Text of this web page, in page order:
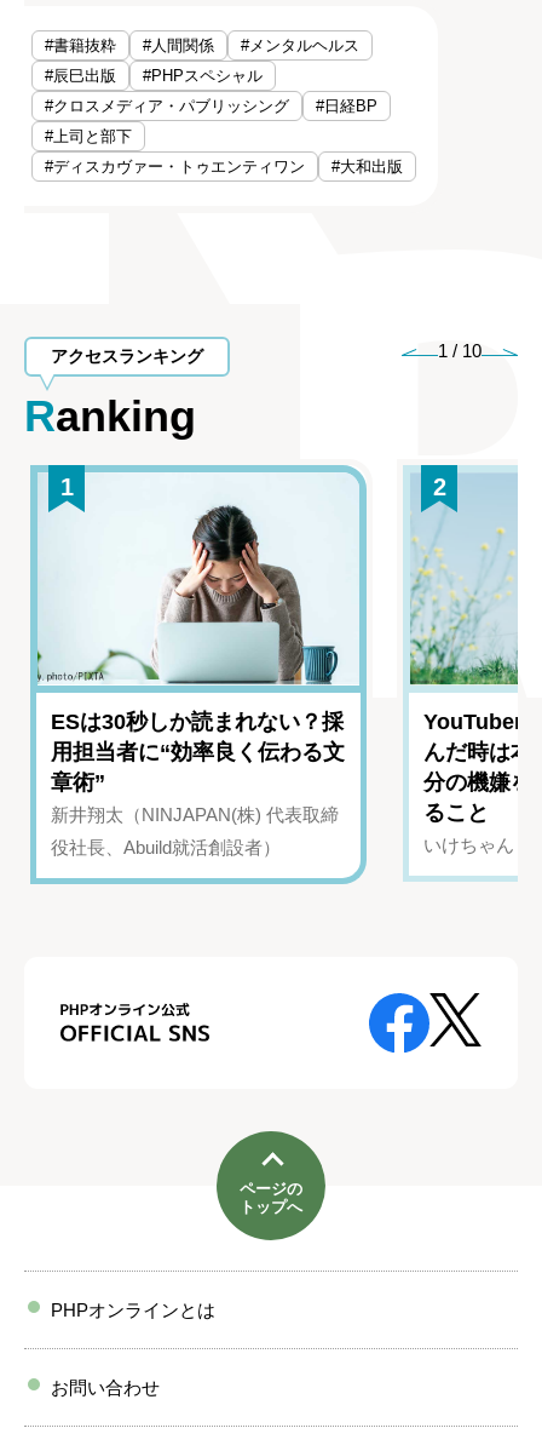
#書籍抜粋 #人間関係
#メンタルヘルス
#辰巳出版
#PHPスペシャル
#クロスメディア・パブリッシング
#日経BP
#上司と部下
#ディスカヴァー・トゥエンティワン
#大和出版
アクセスランキング
Ranking
1 / 10
1
ESは30秒しか読まれない？採
用担当者に“効率良く伝わる文
章術”
新井翔太（NINJAPAN(株) 代表取締
役社長、Abuild就活創設者）
2
YouTuber
んだ時は
分の機嫌を
ること
いけちゃん（
ページの
トップへ
PHPオンラインとは
お問い合わせ